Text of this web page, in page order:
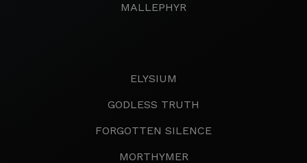
MALLEPHYR
ELYSIUM
GODLESS TRUTH
FORGOTTEN SILENCE
MORTHYMER